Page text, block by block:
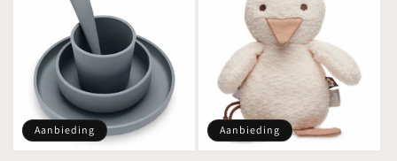
Aanbieding Aanbieding